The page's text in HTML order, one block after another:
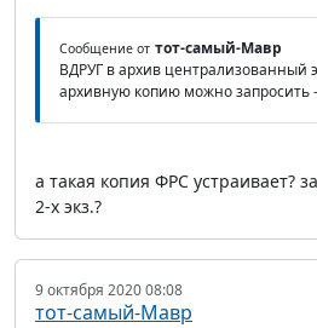
Сообщение от тот-самый-Мавр
ВДРУГ в архив централизованный
архивную копию можно запросить
а такая копия ФРС устраивает?
2-х экз.?
9 октября 2020 08:08
тот-самый-Мавр